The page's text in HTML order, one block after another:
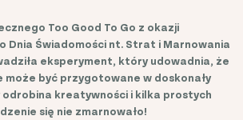
Too Good To Go z okazji
Dnia Świadomości nt. Strat i Marnowania
eksperyment, który udowadnia, że
może być przygotowane w doskonały
odrobina kreatywności i kilka prostych
się nie zmarnowało!